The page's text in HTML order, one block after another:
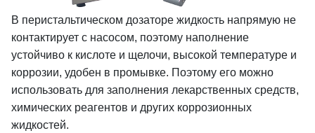
В перистальтическом дозаторе жидкость напрямую не
контактирует с насосом, поэтому наполнение
устойчиво к кислоте и щелочи, высокой температуре и
коррозии, удобен в промывке. Поэтому его можно
использовать для заполнения лекарственных средств,
химических реагентов и других коррозионных
жидкостей.